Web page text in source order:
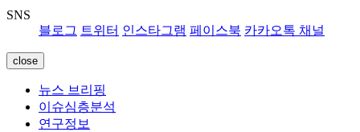
SNS
블로그 트위터 인스타그램 페이스북 카카오톡 채널
close
뉴스 브리핑
이슈심층분석
연구정보